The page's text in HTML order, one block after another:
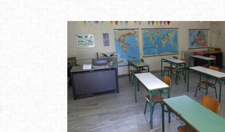
της
Pisa»
στα
δημοτικά
σχολεία
της
Κέρκυρας